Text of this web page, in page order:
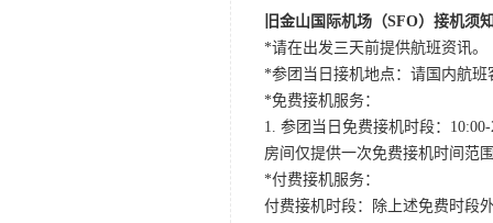
旧金山国际机场（SFO）接机须
*请在出发三天前提供航班资讯。
*参团当日接机地点：请国内航班
*免费接机服务：
1. 参团当日免费接机时段：
房间仅提供一次免费接机时间范
*付费接机服务：
付费接机时段：除上述免费时段